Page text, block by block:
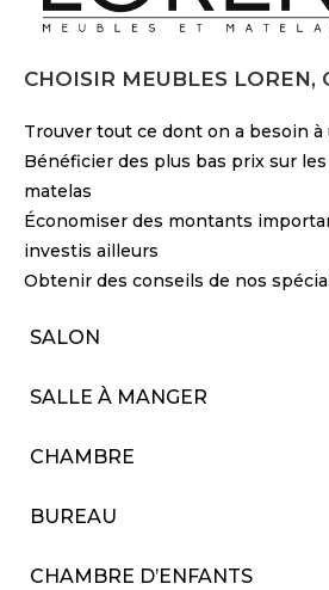
CHOISIR MEUBLES LOREN,
Trouver tout ce dont on a besoin
Bénéficier des plus bas prix sur
matelas
Économiser des montants
investis ailleurs
Obtenir des conseils de nos
SALON
SALLE À MANGER
CHAMBRE
BUREAU
CHAMBRE D’ENFANTS